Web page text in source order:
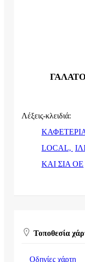
Λέξεις-κλειδιά:
LOCAL,
ΚΑΙ ΣΙΑ ΟΕ
Τοποθεσία
Οδηγίες χάρτη